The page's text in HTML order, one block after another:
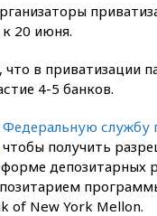
20 июня.
в приватизации
4-5 банков.
Федеральную службу
чтобы получить
депозитарных
of New York Mellon.